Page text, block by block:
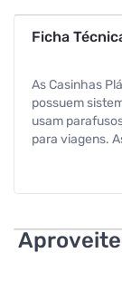
Ficha
As Casinhas
possuem
usam
para viagens.
seu cão dos
Dimensões:
Bruto: 1150 g